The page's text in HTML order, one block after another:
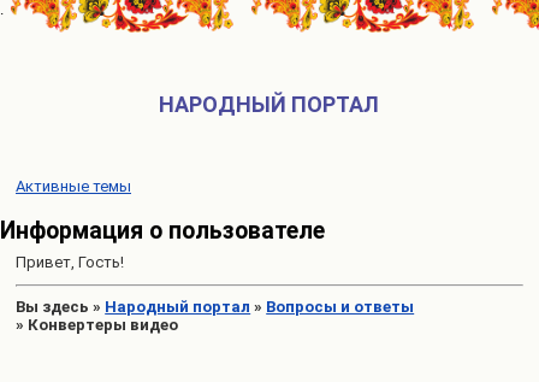
НАРОДНЫЙ ПОРТАЛ
Активные темы
Информация о пользователе
Привет, Гость!
Вы здесь » Народный портал » Вопросы и ответы
» Конвертеры видео